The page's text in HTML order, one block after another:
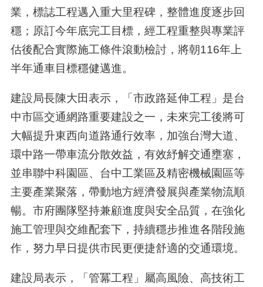
業，標誌工程邁入重大里程碑，整體進度逐步回
穩；原訂今年底完工目標，經工程重整與專業評
估後配合實際施工條件滾動檢討，將朝116年上
半年通車目標穩健邁進。
建設局長陳大田表示，「市政路延伸工程」是台
中市區交通網路重要建設之一，未來完工後將可
大幅提升東西向道路通行效率，加強台灣大道、
環中路一帶車流分散效益，有效紓解交通壅塞，
並串聯中科園區、台中工業區及精密機械園區等
主要產業聚落，帶動地方經濟發展與產業物流順
暢。市府團隊堅持兼顧進度與安全品質，在強化
施工管理與交維配套下，持續穩步推進各階段施
作，努力早日提供市民更便捷舒適的交通環境。
建設局表示，「管冪工程」屬高風險、高技術工